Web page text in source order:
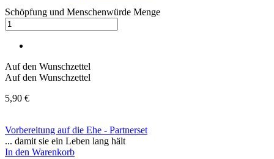
Schöpfung und Menschenwürde Menge
Auf den Wunschzettel
Auf den Wunschzettel
5,90 €
Vorbereitung auf die Ehe - Partnerset
... damit sie ein Leben lang hält
In den Warenkorb